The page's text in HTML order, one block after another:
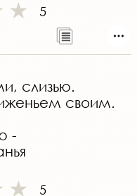
5
слизью.
своим.
-
5